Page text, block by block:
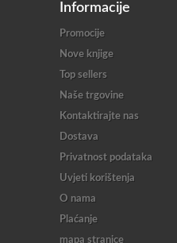
Informacije
Promocije
Nove knjige
Top sellers
Naše trgovine
Kontaktirajte nas
Dostava
Privatnost podataka
Uvjeti korištenja
O nama
Plaćanje
mapa stranice